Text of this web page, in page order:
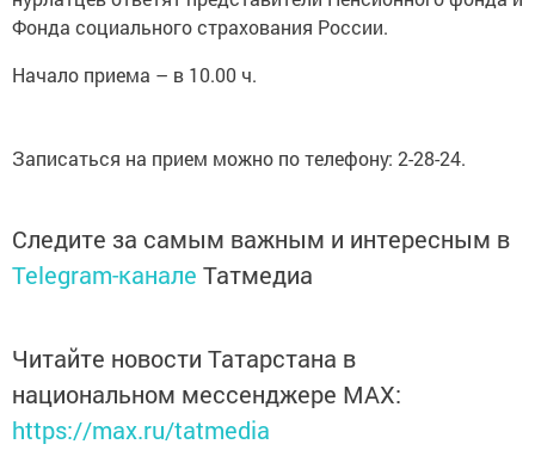
Фонда социального страхования России.
Начало приема – в 10.00 ч.
Записаться на прием можно по телефону: 2-28-24.
Следите за самым важным и интересным в
Telegram-канале Татмедиа
Читайте новости Татарстана в
национальном мессенджере MАХ:
https://max.ru/tatmedia